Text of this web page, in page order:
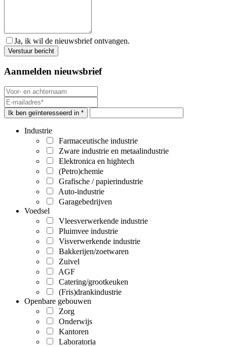
Ja, ik wil de nieuwsbrief ontvangen.
Aanmelden nieuwsbrief
Ik ben geïnteresseerd in *
Industrie
Farmaceutische industrie
Zware industrie en metaalindustrie
Elektronica en hightech
(Petro)chemie
Grafische / papierindustrie
Auto-industrie
Garagebedrijven
Voedsel
Vleesverwerkende industrie
Pluimvee industrie
Visverwerkende industrie
Bakkerijen/zoetwaren
Zuivel
AGF
Catering/grootkeuken
(Fris)drankindustrie
Openbare gebouwen
Zorg
Onderwijs
Kantoren
Laboratoria